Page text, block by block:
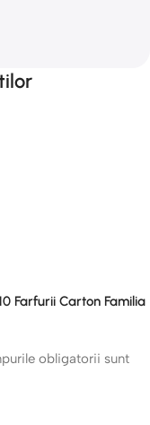
Farfurii Carton Familia
obligatorii sunt